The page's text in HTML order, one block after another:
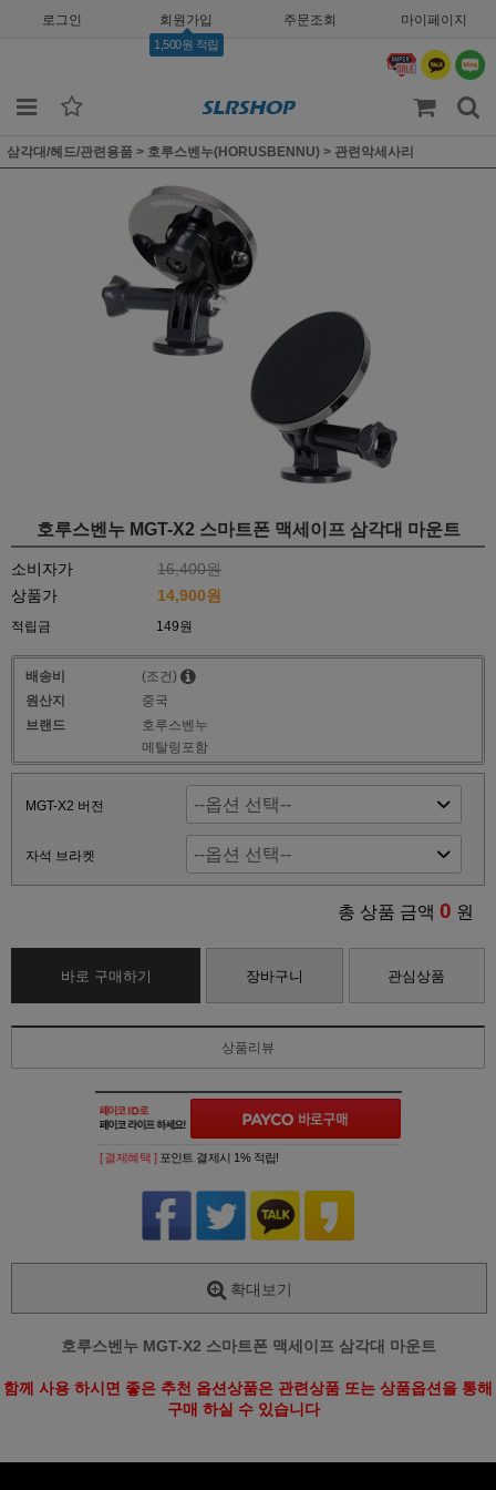
로그인 회원가입
1,500원 적립
주문조회 마이페이지
삼각대/헤드/관련용품 > 호루스벤누(HORUSBENNU) > 관련악세사리
호루스벤누 MGT-X2 스마트폰 맥세이프 삼각대 마운트
소비자가
16,400원
상품가
14,900원
적립금 149원
배송비
(조건)
원산지
중국
브랜드
호루스벤누
메탈링포함
MGT-X2 버전
자석 브라켓
총 상품 금액 0 원
바로 구매하기 장바구니 관심상품
상품리뷰
[ 결제혜택 ] 포인트 결제시 1% 적립!
확대보기
호루스벤누 MGT-X2 스마트폰 맥세이프 삼각대 마운트
함께 사용 하시면 좋은 추천 옵션상품은 관련상품 또는 상품옵션을 통해
구매 하실 수 있습니다